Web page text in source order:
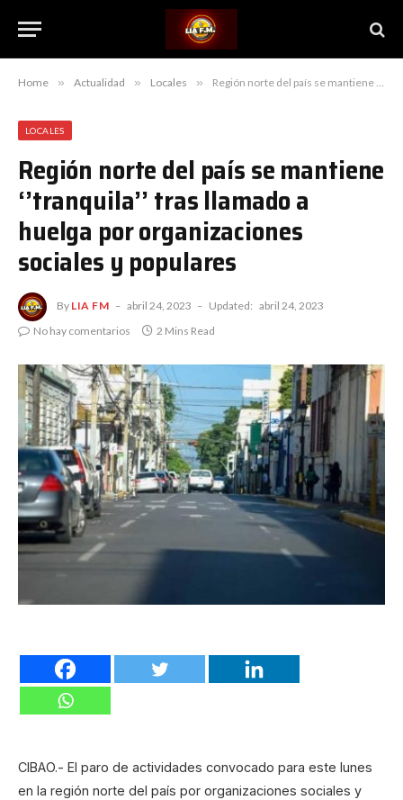
Home » Actualidad » Locales » Región norte del país se mantiene ‘’tranquila’’ tras llamado a huelga por organizaciones sociales y populares
LOCALES
Región norte del país se mantiene
‘’tranquila’’ tras llamado a
huelga por organizaciones
sociales y populares
By LIA FM abril 24, 2023 Updated: abril 24, 2023
No hay comentarios
2 Mins Read
CIBAO.- El paro de actividades convocado para este lunes
en la región norte del país por organizaciones sociales y